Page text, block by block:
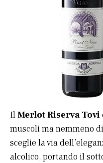
IlMerlot Riserva Tovi
muscoli ma nemmeno
sceglie la via
alcolico, portando il